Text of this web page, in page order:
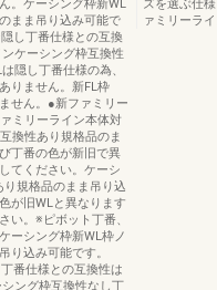
。ケーシング枠新WL
まま吊り込み可能で
し丁番仕様との互換
ケーシング枠互換性
隠し丁番仕様の為、
りません。新FL枠
せん。●新ファミリー
ミリーライン本体対
換性あり規格品のま
丁番の色が新旧で異
てください。ケーシ
規格品のまま吊り込
が旧WLと異なります
い。※ピボット丁番、
ーシング枠新WL枠ノ
り込み可能です。
番仕様との互換性は
ング枠互換性なし丁
ズを選ぶ仕
ァミリーラ